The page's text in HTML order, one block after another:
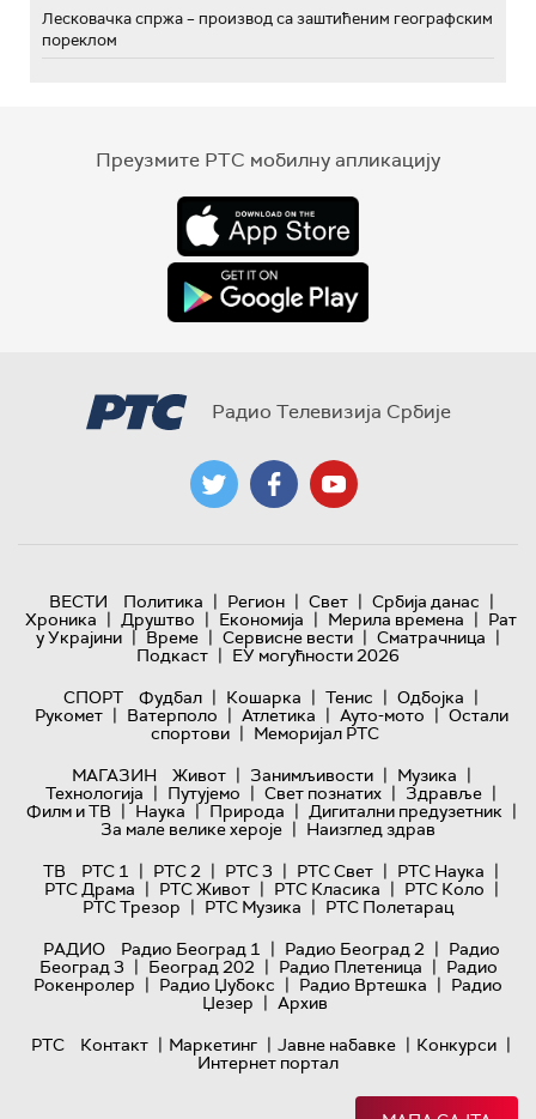
Лесковачка спржа – производ са заштићеним географским
пореклом
Преузмите РТС мобилну апликацију
Радио Телевизија Србије
ВЕСТИ Политика | Регион | Свет | Србија данас |
Хроника | Друштво | Економија | Мерила времена | Рат
у Украјини | Време | Сервисне вести | Сматрачница |
Подкаст | ЕУ могућности 2026
СПОРТ
Фудбал | Кошарка | Тенис | Одбојка |
Рукомет | Ватерполо | Атлетика | Ауто-мото | Остали
спортови | Меморијал РТС
МАГАЗИН
Живот | Занимљивости | Музика |
Технологијa | Путујемо | Свет познатих | Здравље |
Филм и ТВ | Наука | Природа | Дигитални предузетник |
За мале велике хероје | Наизглед здрав
ТВ
РТС 1 | РТС 2 | РТС 3 | РТС Свет | РТС Наука |
РТС Драма | РТС Живот | РТС Класика | РТС Коло |
РТС Трезор | РТС Музика | РТС Полетарац
РАДИО
Радио Београд 1 | Радио Београд 2 | Радио
Београд 3 | Београд 202 | Радио Плетеница | Радио
Рокенролер | Радио Џубокс | Радио Вртешка | Радио
Џезер | Архив
РТС
Контакт | Маркетинг | Јавне набавке | Конкурси |
Интернет портал